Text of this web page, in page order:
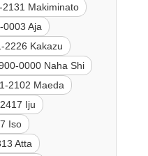
2131 Makiminato
0003 Aja
2226 Kakazu
0000 Naha Shi
2102 Maeda
Iju
Iso
Atta